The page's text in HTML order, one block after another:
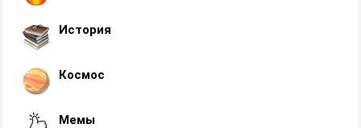
История
Космос
Мемы